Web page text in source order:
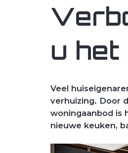
u het
Veel
verhuizing. Door
woningaanbod is
nieuwe keuken,